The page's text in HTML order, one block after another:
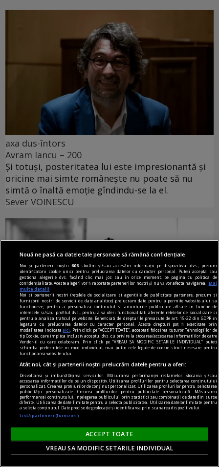
axa dus-întors
Avram Iancu – 200
Și totuși, posteritatea lui este impresionantă și
oricine mai simte românește nu poate să nu
simtă o înaltă emoție gîndindu-se la el.
Sever VOINESCU
accent pe istorie
Lech Walesa, din istorie și din prezent
Stocul pare limitat, istoria continuă.
Mihaela SIMINA
Nouă ne pasă ca datele tale personale să rămână confidențiale
Noi și partenerii noștri606 stocăm și/sau accesăm informații pe dispozitivul dvs., precum
identificatorii cookie unici pentru prelucrarea datelor cu caracter personal. Puteți accepta sau
gestiona alegerile dvs. făcând clic mai jos sau în orice moment, pe pagina cu politica de
confidențialitate. Aceste alegeri vor fi raportate partenerilor noștri și nu vă vor afecta navigarea.
Mai
multe detalii
Noi si partenerii nostri (retelele de socializare si agentiile de publicitate partenere, precum si
furnizorii nostri de servicii de date analitice) prelucram date pentru a permite website-ului sa
functioneze, pentru a personaliza continutul si anunturile publicitare afisate in functie de
interesele si/sau profilul dvs., pentru a va oferi functionalitati aferente retelelor de socializare si
pentru a analiza traficul pe website. Beneficiati de drepturile prevazute de art. 15-22 din GDPR in
legatura cu prelucrarea datelor cu caracter personal. Aceste drepturi pot fi exercitate prin
modalitatea indicataaici
. Prin click pe “ACCEPT TOATE”, acceptati folosirea tuturor Tehnologiilor de
tip Cookie, care implica inclusiv acceptul dvs. cu privire la stocarea/accesarea informatiilor de catre
Vendor-ii cu care colaboram. Prin click pe “VREAU SA MODIFIC SETARILE INDIVIDUAL” puteti
schimba preferintele in mod individual, mai putin cele legate de cookie strict necesare pentru
functionarea website-ului.
Atât noi, cât și partenerii noștri prelucrăm datele pentru a oferi:
Dezvoltarea și îmbunătățirea serviciilor. Măsurarea performanței reclamelor. Stocarea și/sau
accesarea informațiilor de pe un dispozitiv. Utilizarea profilurilor pentru selectarea conținutului
personalizat. Crearea profilurilor de conținut personalizat. Utilizarea profilurilor pentru selectarea
publicității personalizate. Crearea profilurilor pentru publicitate personalizată. Măsurarea
performanței conținutului. Înțelegerea publicului prin statistici sau combinații de date din surse
diferite. Utilizarea de date limitate pentru a selecta publicitatea. Utilizarea datelor limitate pentru
a selecta conținutul. Date precise de geolocație și identificarea prin scanarea dispozitivului.
Listă parteneri (furnizori)
ACCEPT TOATE
VREAU SA MODIFIC SETARILE INDIVIDUAL